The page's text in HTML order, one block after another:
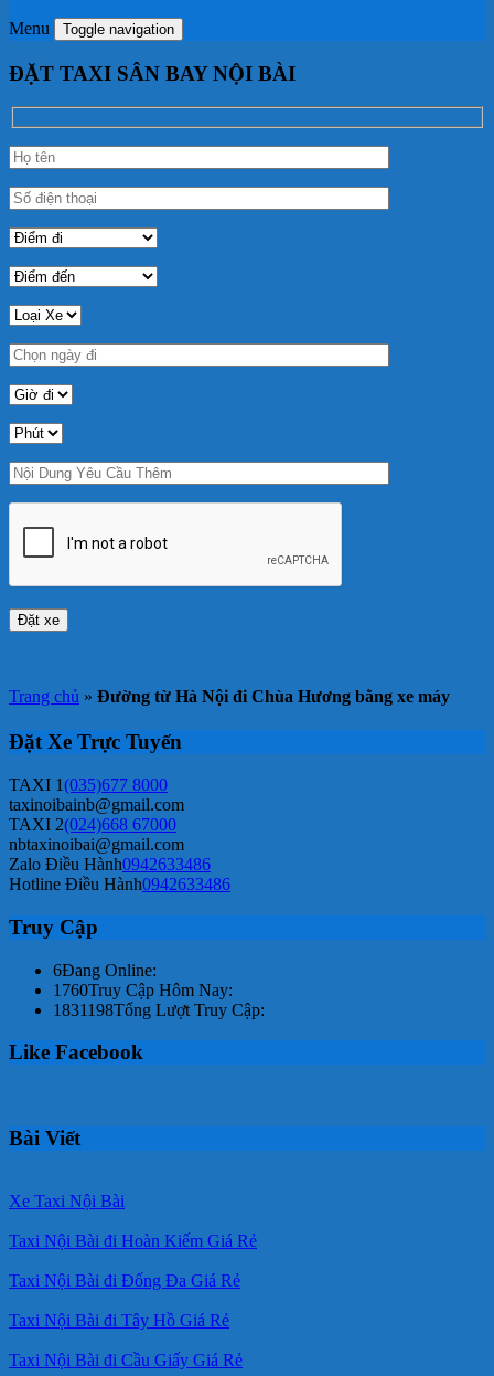
Menu Toggle navigation
ĐẶT TAXI SÂN BAY NỘI BÀI
Trang chủ » Đường từ Hà Nội đi Chùa Hương bằng xe máy
Đặt Xe Trực Tuyến
TAXI 1(035)677 8000
taxinoibainb@gmail.com
TAXI 2(024)668 67000
nbtaxinoibai@gmail.com
Zalo Điều Hành0942633486
Hotline Điều Hành0942633486
Truy Cập
6Đang Online:
1760Truy Cập Hôm Nay:
1831198Tổng Lượt Truy Cập:
Like Facebook
Bài Viết
Xe Taxi Nội Bài
Taxi Nội Bài đi Hoàn Kiếm Giá Rẻ
Taxi Nội Bài đi Đống Đa Giá Rẻ
Taxi Nội Bài đi Tây Hồ Giá Rẻ
Taxi Nội Bài đi Cầu Giấy Giá Rẻ